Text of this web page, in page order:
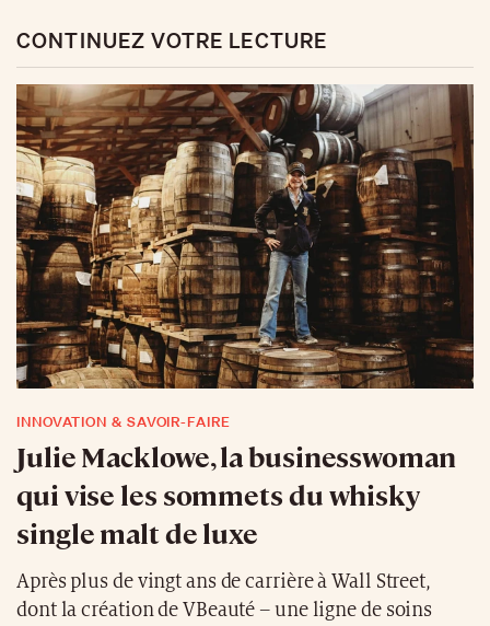
CONTINUEZ VOTRE LECTURE
INNOVATION & SAVOIR-FAIRE
Julie Macklowe, la businesswoman
qui vise les sommets du whisky
single malt de luxe
Après plus de vingt ans de carrière à Wall Street,
dont la création de VBeauté – une ligne de soins